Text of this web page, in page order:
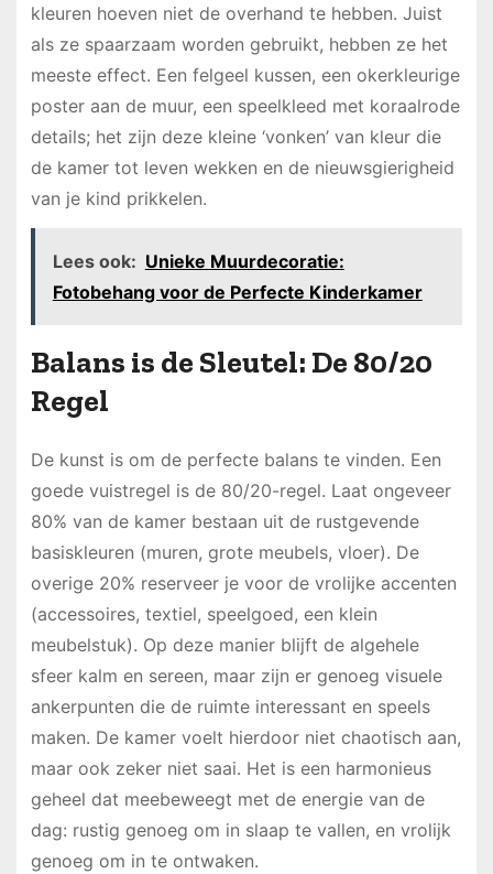
kleuren hoeven niet de overhand te hebben. Juist
als ze spaarzaam worden gebruikt, hebben ze het
meeste effect. Een felgeel kussen, een okerkleurige
poster aan de muur, een speelkleed met koraalrode
details; het zijn deze kleine ‘vonken’ van kleur die
de kamer tot leven wekken en de nieuwsgierigheid
van je kind prikkelen.
Lees ook: Unieke Muurdecoratie:
Fotobehang voor de Perfecte Kinderkamer
Balans is de Sleutel: De 80/20
Regel
De kunst is om de perfecte balans te vinden. Een
goede vuistregel is de 80/20-regel. Laat ongeveer
80% van de kamer bestaan uit de rustgevende
basiskleuren (muren, grote meubels, vloer). De
overige 20% reserveer je voor de vrolijke accenten
(accessoires, textiel, speelgoed, een klein
meubelstuk). Op deze manier blijft de algehele
sfeer kalm en sereen, maar zijn er genoeg visuele
ankerpunten die de ruimte interessant en speels
maken. De kamer voelt hierdoor niet chaotisch aan,
maar ook zeker niet saai. Het is een harmonieus
geheel dat meebeweegt met de energie van de
dag: rustig genoeg om in slaap te vallen, en vrolijk
genoeg om in te ontwaken.